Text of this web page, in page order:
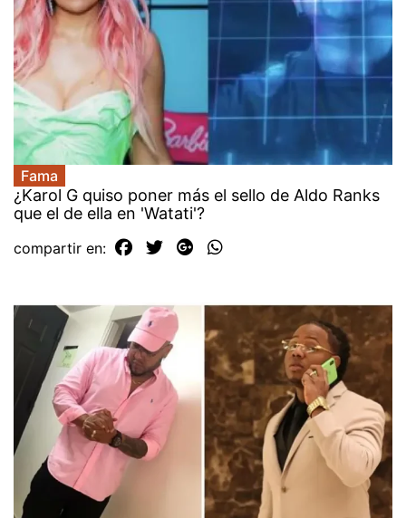
Fama
¿Karol G quiso poner más el sello de Aldo Ranks
que el de ella en 'Watati'?
compartir en: